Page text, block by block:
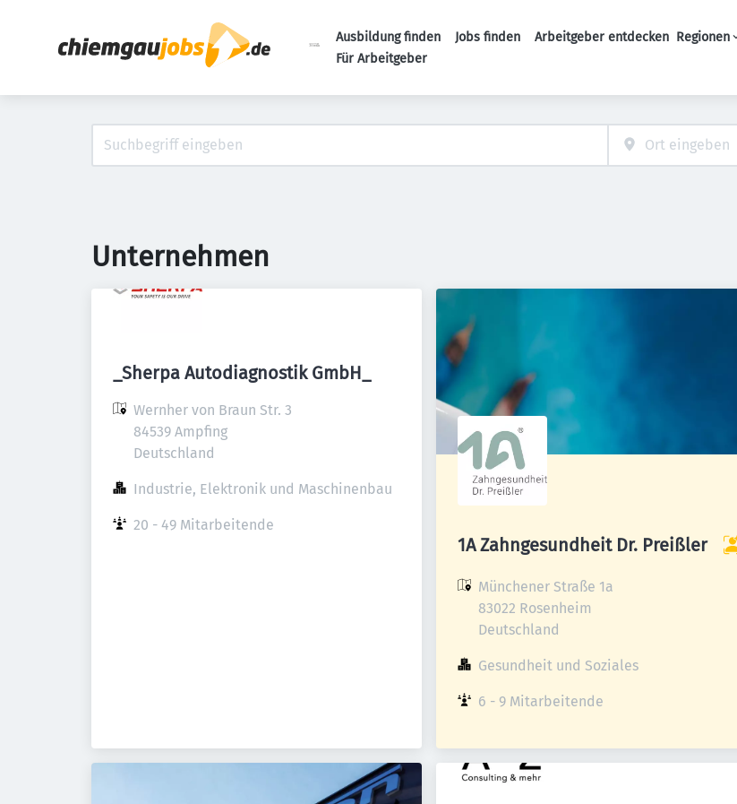
Ausbildung finden Jobs finden Arbeitgeber entdecken Regionen
Für Arbeitgeber
Unternehmen
_Sherpa Autodiagnostik GmbH_
Wernher von Braun Str. 3
84539 Ampfing
Deutschland
Industrie, Elektronik und Maschinenbau
20 - 49 Mitarbeitende
1A Zahngesundheit Dr. Preißler
Münchener Straße 1a
83022 Rosenheim
Deutschland
Gesundheit und Soziales
6 - 9 Mitarbeitende